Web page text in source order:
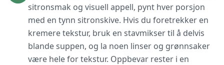
sitronsmak og visuell appell, pynt hver porsjon
med en tynn sitronskive. Hvis du foretrekker en
kremere tekstur, bruk en stavmikser til å delvis
blande suppen, og la noen linser og grønnsaker
være hele for tekstur. Oppbevar rester i en